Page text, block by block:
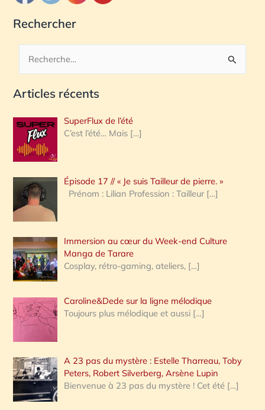
Rechercher
c
e
r
c
h
e
:
Articles récents
SuperFlux de l’été
C’est l’été… Mais […]
Épisode 17 // « Je suis Tailleur de pierre. »
Prénom : Lilian Profession : Tailleur […]
Immersion au cœur du Week-end Culture
Manga de Tarare
Cosplay, rétro-gaming, ateliers, […]
Caroline&Dede sur la ligne mélodique
Toujours plus mélodique et aussi […]
A 23 pas du mystère : Estelle Tharreau, Toby
Peters, Robert Silverberg, Arsène Lupin
Bienvenue à 23 pas du mystère ! Cet été […]